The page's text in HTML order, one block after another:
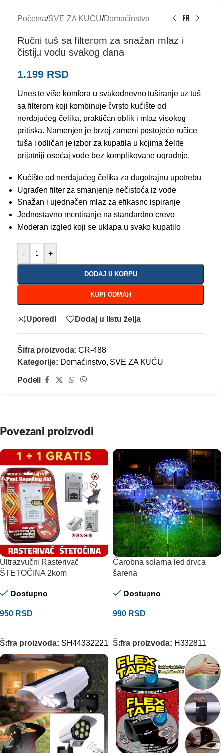
Početna/SVE ZA KUĆU/Domaćinstvo
Ručni tuš sa filterom za snažan mlaz i
čistiju vodu svakog dana
1.199 RSD
Unesite više komfora u svakodnevno tuširanje uz tuš
sa filterom koji kombinuje čvrsto kućište od
nerđajućeg čelika, praktičan oblik i mlaz visokog
pritiska. Namenjen je brzoj zameni postojeće ručice
tuša i odličan je izbor za kupatila u kojima želite
prijatniji osećaj vode bez komplikovane ugradnje.
Kućište od nerđajućeg čelika za dugotrajnu upotrebu
Ugrađen filter za smanjenje nečistoća iz vode
Snažan i ujednačen mlaz za efikasno ispiranje
Jednostavno montiranje na standardno crevo
Moderan izgled koji se uklapa u svako kupatilo
- +
DODAJ U KORPU
KUPI ODMAH
Uporedi Dodaj u listu želja
Šifra proizvoda: CR-488
Kategorije: Domaćinstvo, SVE ZA KUĆU
Podeli
Povezani proizvodi
Ultrazvučni Rasterivač
ŠTETOČINA 2kom
Dostupno
950 RSD
Šifra proizvoda: SH44332221
Čarobna solarna led drvca
šarena
Dostupno
990 RSD
Šifra proizvoda: H332811